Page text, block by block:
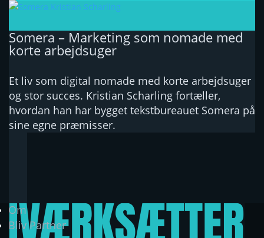
Somera – Marketing som nomade med
korte arbejdsuger
Et liv som digital nomade med korte arbejdsuger
og stor succes. Kristian Scharling fortæller,
hvordan han har bygget tekstbureauet Somera på
sine egne præmisser.
Om
Bliv Partner